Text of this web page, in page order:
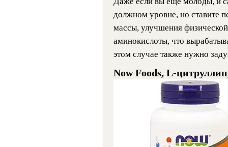
должном уровне, но ставите
массы, улучшения
аминокислоты, что
этом случае также нужно
Now Foods, L-